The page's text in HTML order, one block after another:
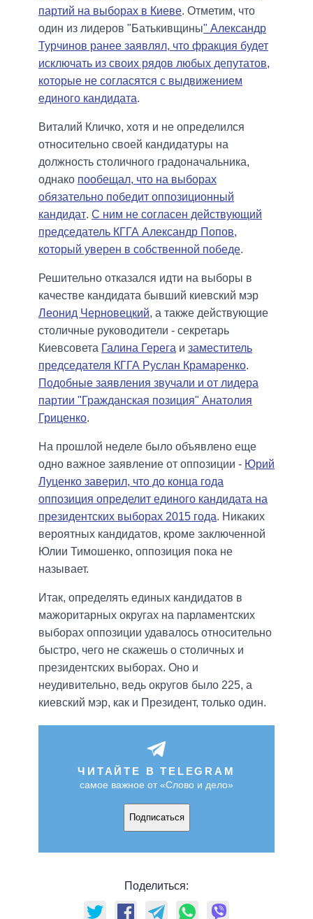
партий на выборах в Киеве. Отметим, что
один из лидеров "Батькивщины" Александр
Турчинов ранее заявлял, что фракция будет
исключать из своих рядов любых депутатов,
которые не согласятся с выдвижением
единого кандидата.
Виталий Кличко, хотя и не определился
относительно своей кандидатуры на
должность столичного градоначальника,
однако пообещал, что на выборах
обязательно победит оппозиционный
кандидат. С ним не согласен действующий
председатель КГГА Александр Попов,
который уверен в собственной победе.
Решительно отказался идти на выборы в
качестве кандидата бывший киевский мэр
Леонид Черновецкий, а также действующие
столичные руководители - секретарь
Киевсовета Галина Герега и заместитель
председателя КГГА Руслан Крамаренко.
Подобные заявления звучали и от лидера
партии "Гражданская позиция" Анатолия
Гриценко.
На прошлой неделе было объявлено еще
одно важное заявление от оппозиции - Юрий
Луценко заверил, что до конца года
оппозиция определит единого кандидата на
президентских выборах 2015 года. Никаких
вероятных кандидатов, кроме заключенной
Юлии Тимошенко, оппозиция пока не
называет.
Итак, определять единых кандидатов в
мажоритарных округах на парламентских
выборах оппозиции удавалось относительно
быстро, чего не скажешь о столичных и
президентских выборах. Оно и
неудивительно, ведь округов было 225, а
киевский мэр, как и Президент, только один.
ЧИТАЙТЕ В TELEGRAM
самое важное от «Слово и дело»
Подписаться
Поделиться: